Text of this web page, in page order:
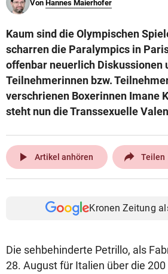
Von Hannes Maierhofer
Kaum sind die Olympischen
scharren die Paralympics in
offenbar neuerlich Diskussionen
Teilnehmerinnen bzw.
verschrienen Boxerinnen Imane
steht nun die Transsexuelle
play_arrow Artikel anhören Teilen
Kronen Zeitung
Die sehbehinderte Petrillo, als
28. August für Italien über die